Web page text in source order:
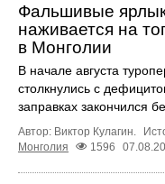
Фальшивые
наживается на
в Монголии
В начале августа
столкнулись с
заправках закончился
Автор: Виктор Кулагин.
Монголия
1596